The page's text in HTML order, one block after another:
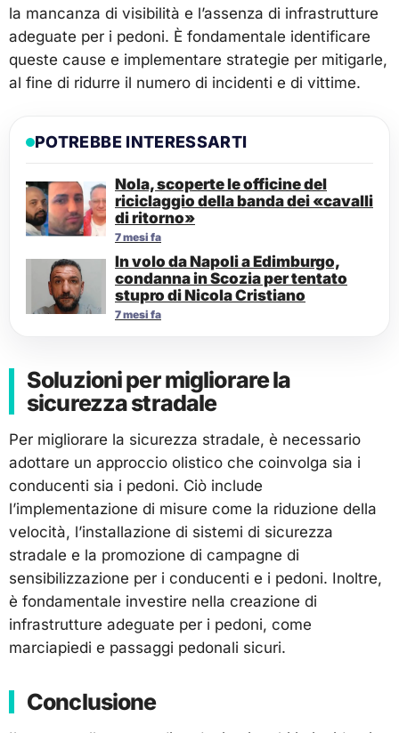
la mancanza di visibilità e l’assenza di infrastrutture
adeguate per i pedoni. È fondamentale identificare
queste cause e implementare strategie per mitigarle,
al fine di ridurre il numero di incidenti e di vittime.
POTREBBE INTERESSARTI
Nola, scoperte le officine del
riciclaggio della banda dei «cavalli
di ritorno»
7 mesi fa
In volo da Napoli a Edimburgo,
condanna in Scozia per tentato
stupro di Nicola Cristiano
7 mesi fa
Soluzioni per migliorare la
sicurezza stradale
Per migliorare la sicurezza stradale, è necessario
adottare un approccio olistico che coinvolga sia i
conducenti sia i pedoni. Ciò include
l’implementazione di misure come la riduzione della
velocità, l’installazione di sistemi di sicurezza
stradale e la promozione di campagne di
sensibilizzazione per i conducenti e i pedoni. Inoltre,
è fondamentale investire nella creazione di
infrastrutture adeguate per i pedoni, come
marciapiedi e passaggi pedonali sicuri.
Conclusione